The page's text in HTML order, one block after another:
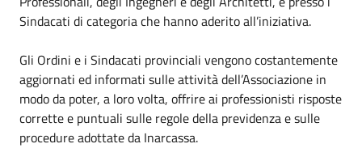
Sindacati di categoria che hanno aderito all’iniziativa.
Gli Ordini e i Sindacati provinciali vengono costantemente
aggiornati ed informati sulle attività dell’Associazione in
modo da poter, a loro volta, offrire ai professionisti risposte
corrette e puntuali sulle regole della previdenza e sulle
procedure adottate da Inarcassa.